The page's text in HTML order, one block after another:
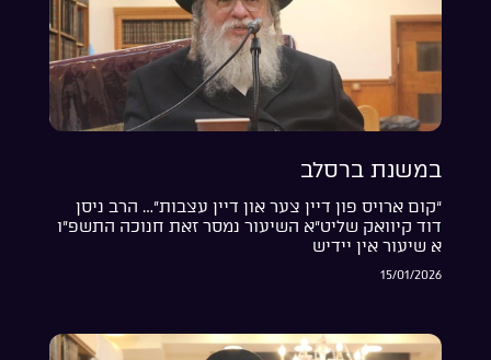
במשנת ברסלב
“קום ארויס פון דיין צער און דיין עצבות”… הרב ניסן
דוד קיוואק שליט”א השיעור נמסר זאת חנוכה התשפ”ו
א שיעור אין יידיש
15/01/2026